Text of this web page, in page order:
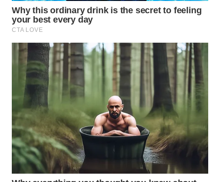
WN
BINTAN
WN
MANDALIKA
LIKUPANG
WN
LABUANBAJO
WN
BORNEO